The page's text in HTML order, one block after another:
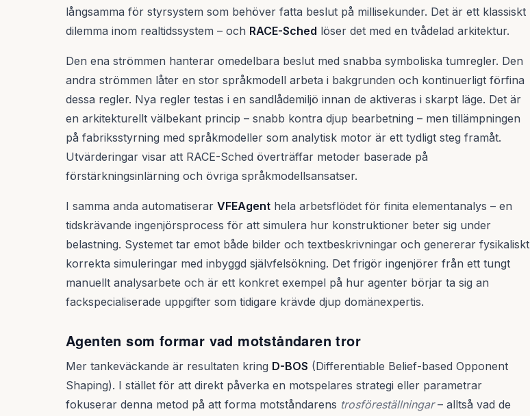
långsamma för styrsystem som behöver fatta beslut på millisekunder. Det är ett klassiskt
dilemma inom realtidssystem – och RACE-Sched löser det med en tvådelad arkitektur.
Den ena strömmen hanterar omedelbara beslut med snabba symboliska tumregler. Den
andra strömmen låter en stor språkmodell arbeta i bakgrunden och kontinuerligt förfina
dessa regler. Nya regler testas i en sandlådemiljö innan de aktiveras i skarpt läge. Det är
en arkitekturellt välbekant princip – snabb kontra djup bearbetning – men tillämpningen
på fabriksstyrning med språkmodeller som analytisk motor är ett tydligt steg framåt.
Utvärderingar visar att RACE-Sched överträffar metoder baserade på
förstärkningsinlärning och övriga språkmodellsansatser.
I samma anda automatiserar VFEAgent hela arbetsflödet för finita elementanalys – en
tidskrävande ingenjörsprocess för att simulera hur konstruktioner beter sig under
belastning. Systemet tar emot både bilder och textbeskrivningar och genererar fysikaliskt
korrekta simuleringar med inbyggd självfelsökning. Det frigör ingenjörer från ett tungt
manuellt analysarbete och är ett konkret exempel på hur agenter börjar ta sig an
fackspecialiserade uppgifter som tidigare krävde djup domänexpertis.
Agenten som formar vad motståndaren tror
Mer tankeväckande är resultaten kring D-BOS (Differentiable Belief-based Opponent
Shaping). I stället för att direkt påverka en motspelares strategi eller parametrar
fokuserar denna metod på att forma motståndarens trosföreställningar– alltså vad de